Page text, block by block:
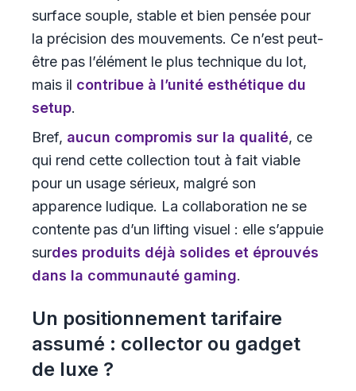
surface souple, stable et bien pensée pour
la précision des mouvements. Ce n’est peut-
être pas l’élément le plus technique du lot,
mais il contribue à l’unité esthétique du
setup.
Bref, aucun compromis sur la qualité, ce
qui rend cette collection tout à fait viable
pour un usage sérieux, malgré son
apparence ludique. La collaboration ne se
contente pas d’un lifting visuel : elle s’appuie
surdes produits déjà solides et éprouvés
dans la communauté gaming.
Un positionnement tarifaire
assumé : collector ou gadget
de luxe ?